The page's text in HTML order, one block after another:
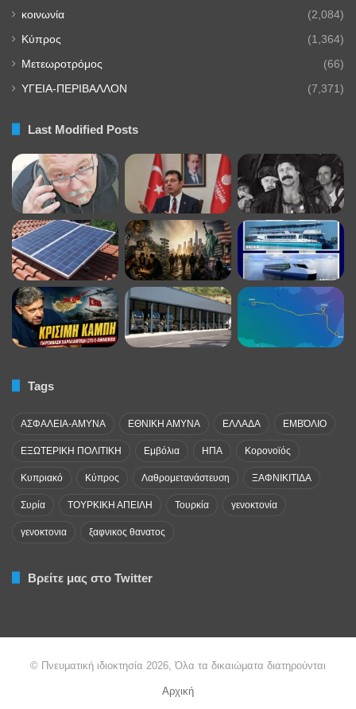
κοινωνία (2,084)
Κύπρος (1,364)
Μετεωροτρόμος (66)
ΥΓΕΙΑ-ΠΕΡΙΒΑΛΛΟΝ (7,371)
Last Modified Posts
Tags
ΑΣΦΑΛΕΙΑ-ΑΜΥΝΑ ΕΘΝΙΚΗ ΑΜΥΝΑ ΕΛΛΑΔΑ ΕΜΒΌΛΙΟ
ΕΞΩΤΕΡΙΚΗ ΠΟΛΙΤΙΚΗ Εμβόλια ΗΠΑ Κορονοϊός
Κυπριακό Κύπρος Λαθρομετανάστευση ΞΑΦΝΙΚΙΤΙΔΑ
Συρία ΤΟΥΡΚΙΚΗ ΑΠΕΙΛΗ Τουρκία γενοκτονία
γενοκτονια ξαφνικος θανατος
Βρείτε μας στο Twitter
© Πνευματική ιδιοκτησία 2026, Όλα τα δικαιώματα διατηρούνται
Αρχική